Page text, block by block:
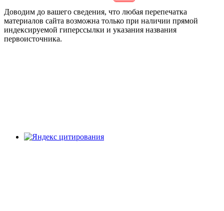
Доводим до вашего сведения, что любая перепечатка
материалов сайта возможна только при наличии прямой
индексируемой гиперссылки и указания названия
первоисточника.